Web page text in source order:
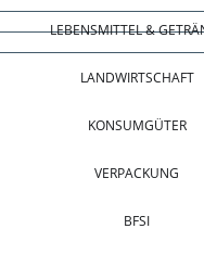
LEBENSMITTEL &
LANDWIRTSCHAFT
KONSUMGÜTER
VERPACKUNG
BFSI